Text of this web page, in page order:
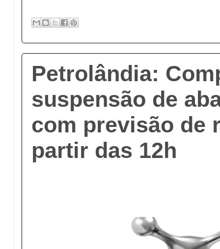
Petrolândia:
suspensão de
com previsão de
partir das 12h